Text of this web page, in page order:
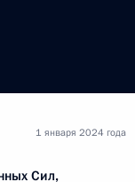
Сил,
1 января 2024 года